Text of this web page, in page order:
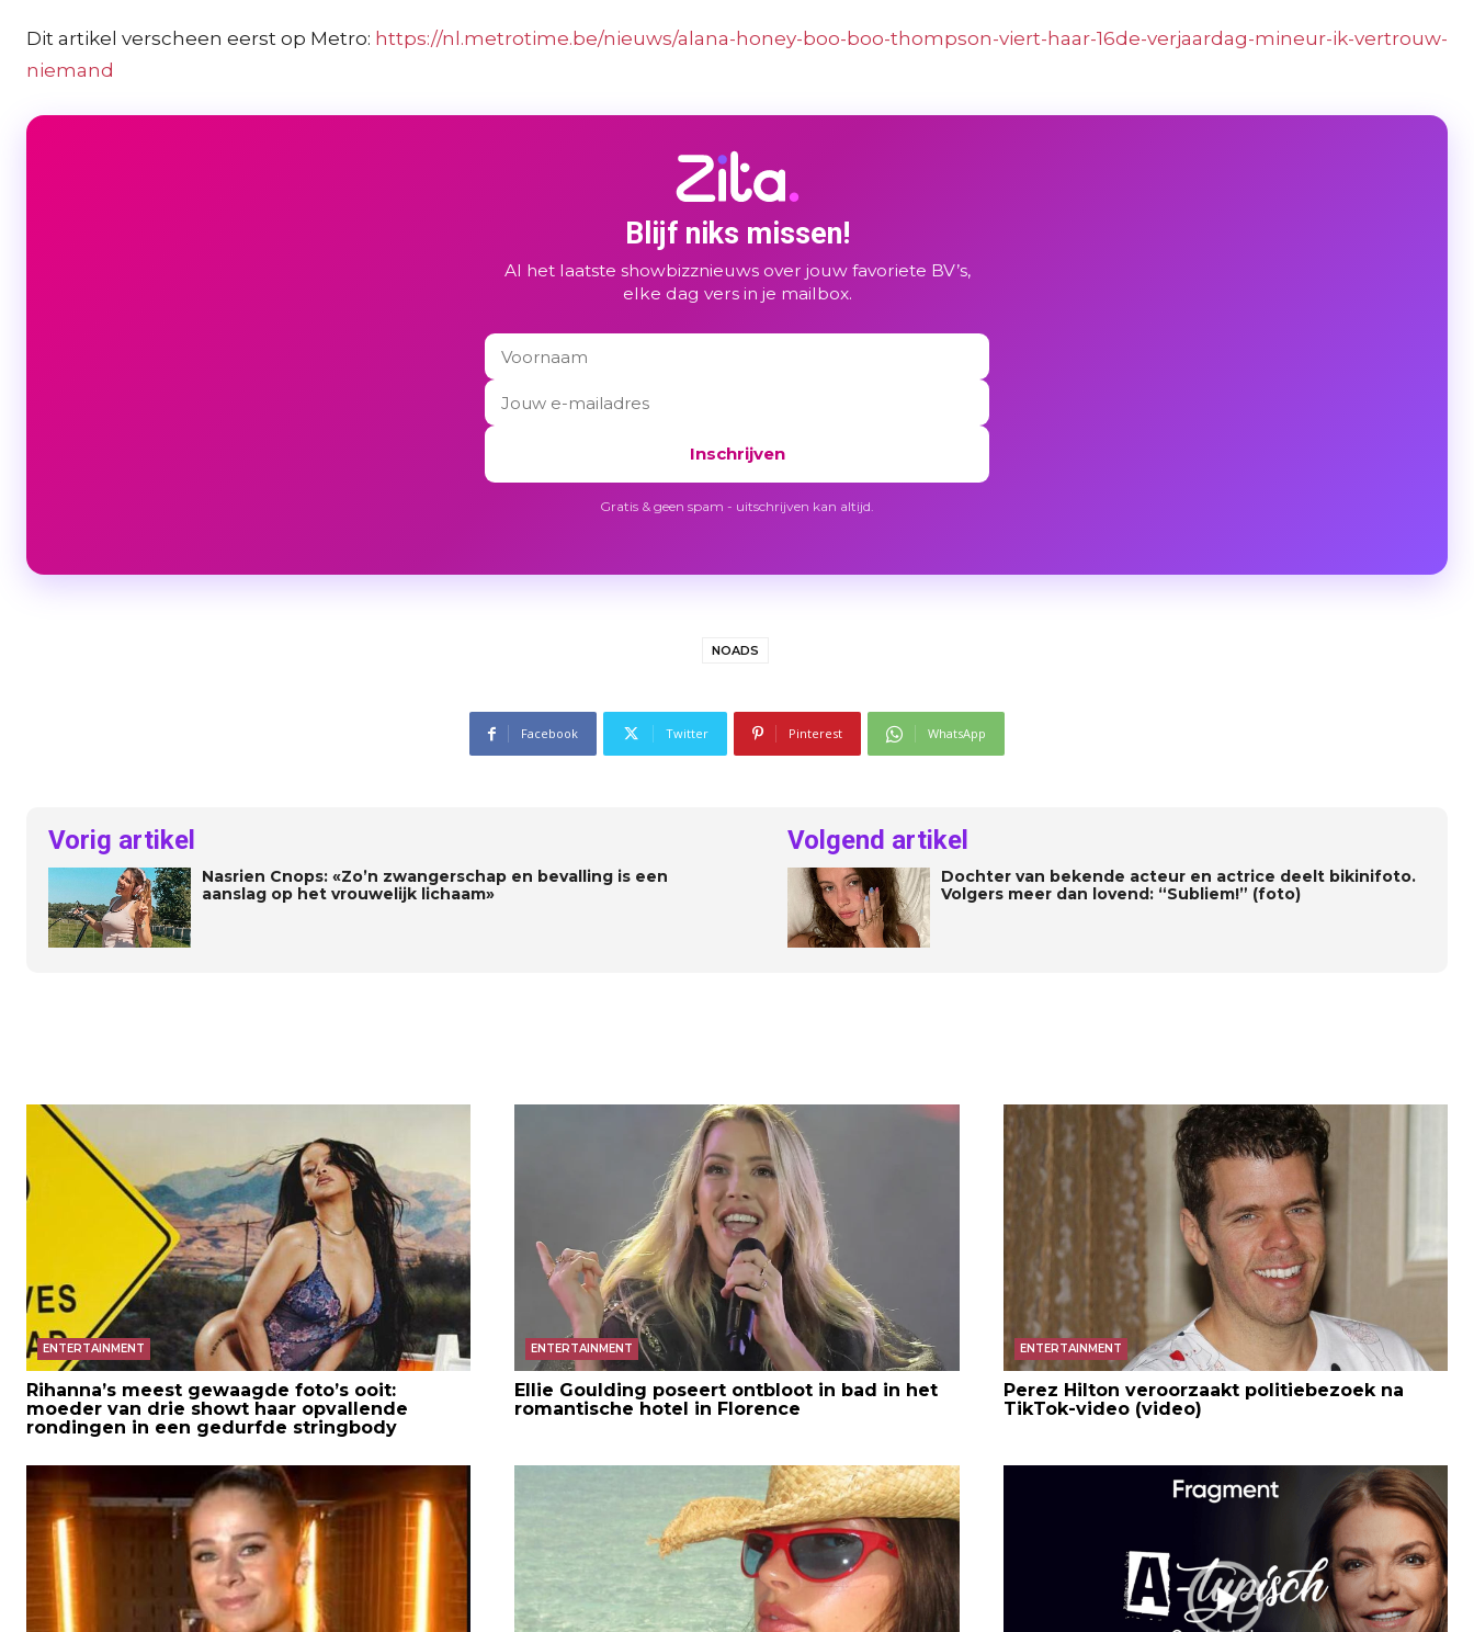
Dit artikel verscheen eerst op Metro: https://nl.metrotime.be/nieuws/alana-honey-boo-boo-thompson-viert-haar-16de-verjaardag-mineur-ik-vertrouw-
niemand
Blijf niks missen!
Al het laatste showbizznieuws over jouw favoriete BV’s,
elke dag vers in je mailbox.
Inschrijven
Gratis & geen spam - uitschrijven kan altijd.
NOADS
Facebook Twitter Pinterest WhatsApp
Vorig artikel
Nasrien Cnops: «Zo’n zwangerschap en bevalling is een
aanslag op het vrouwelijk lichaam»
Volgend artikel
Dochter van bekende acteur en actrice deelt bikinifoto.
Volgers meer dan lovend: “Subliem!” (foto)
ENTERTAINMENT
Rihanna’s meest gewaagde foto’s ooit:
moeder van drie showt haar opvallende
rondingen in een gedurfde stringbody
ENTERTAINMENT
Ellie Goulding poseert ontbloot in bad in het
romantische hotel in Florence
ENTERTAINMENT
Perez Hilton veroorzaakt politiebezoek na
TikTok-video (video)